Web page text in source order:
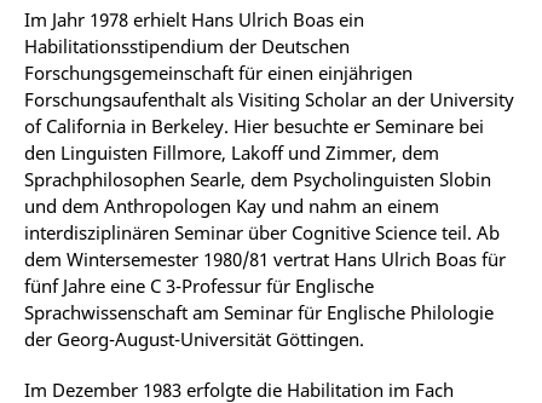
Im Jahr 1978 erhielt Hans Ulrich Boas ein
Habilitationsstipendium der Deutschen
Forschungsgemeinschaft für einen einjährigen
Forschungsaufenthalt als Visiting Scholar an der University
of California in Berkeley. Hier besuchte er Seminare bei
den Linguisten Fillmore, Lakoff und Zimmer, dem
Sprachphilosophen Searle, dem Psycholinguisten Slobin
und dem Anthropologen Kay und nahm an einem
interdisziplinären Seminar über Cognitive Science teil. Ab
dem Wintersemester 1980/81 vertrat Hans Ulrich Boas für
fünf Jahre eine C 3-Professur für Englische
Sprachwissenschaft am Seminar für Englische Philologie
der Georg-August-Universität Göttingen.
Im Dezember 1983 erfolgte die Habilitation im Fach